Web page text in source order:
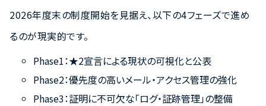
2026年度末の制度開始を見据え、以下の4フェーズで進め
るのが現実的です。
Phase1：★2宣言による現状の可視化と公表
Phase2：優先度の高いメール・アクセス管理の強化
Phase3：証明に不可欠な「ログ・証跡管理」の整備